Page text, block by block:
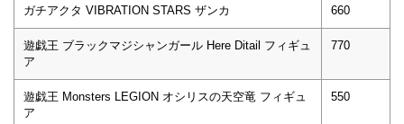
ガチアクタ VIBRATION STARS ザンカ 660
遊戯王 ブラックマジシャンガール Here Ditail フィギュ
ア
770
遊戯王 Monsters LEGION オシリスの天空竜 フィギュ
ア
550